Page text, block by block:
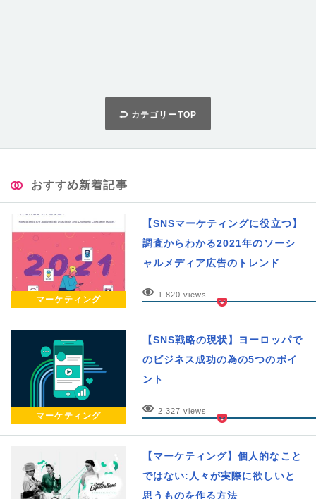
カテゴリーTOP
おすすめ新着記事
マーケティング
【SNSマーケティングに役立つ】
調査からわかる2021年のソーシ
ャルメディア広告のトレンド
1,820 views
マーケティング
【SNS戦略の現状】ヨーロッパで
のビジネス成功の為の5つのポイ
ント
2,327 views
【マーケティング】個人的なこと
ではない:人々が実際に欲しいと
思うものを作る方法